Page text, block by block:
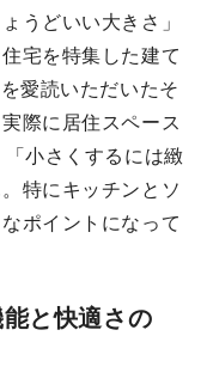
うどいい大きさ」
宅を特集した建て
愛読いただいたそ
際に居住スペース
小さくするには緻
特にキッチンとソ
ポイントになって
と快適さの